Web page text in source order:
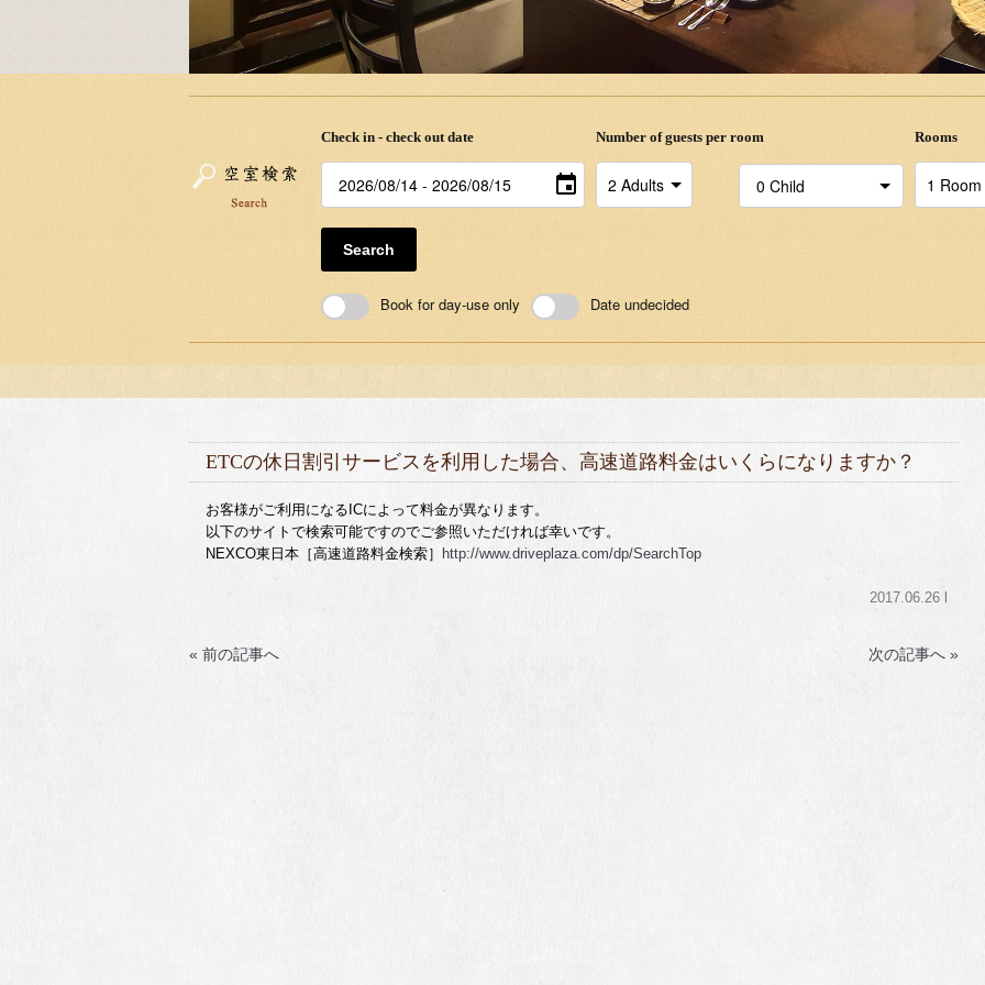
Check in - check out date Number of guests per room Rooms
Search
Book for day-use only Date undecided
ETCの休日割引サービスを利用した場合、高速道路料金はいくらになりますか？
お客様がご利用になるICによって料金が異なります。
以下のサイトで検索可能ですのでご参照いただければ幸いです。
NEXCO東日本［高速道路料金検索］
http://www.driveplaza.com/dp/SearchTop
2017.06.26 l
« 前の記事へ 次の記事へ »